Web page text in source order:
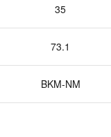
35
73.1
BKM-NM